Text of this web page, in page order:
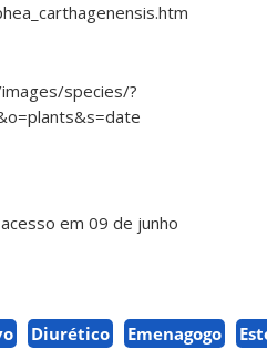
species/?
em 09 de junho
Diurético Emenagogo